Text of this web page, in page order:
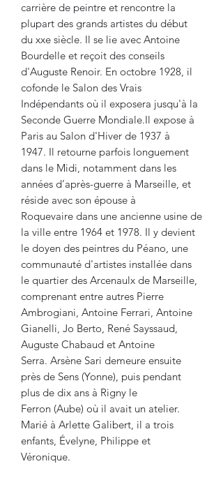
carrière de peintre et rencontre la
plupart des grands artistes du début
du xxe siècle. Il se lie avec Antoine
Bourdelle et reçoit des conseils
d'Auguste Renoir. En octobre 1928, il
cofonde le Salon des Vrais
Indépendants où il exposera jusqu'à la
Seconde Guerre Mondiale.Il expose à
Paris au Salon d'Hiver de 1937 à
1947. Il retourne parfois longuement
dans le Midi, notamment dans les
années d’après-guerre à Marseille, et
réside avec son épouse à
Roquevaire dans une ancienne usine de
la ville entre 1964 et 1978. Il y devient
le doyen des peintres du Péano, une
communauté d'artistes installée dans
le quartier des Arcenaulx de Marseille,
comprenant entre autres Pierre
Ambrogiani, Antoine Ferrari, Antoine
Gianelli, Jo Berto, René Sayssaud,
Auguste Chabaud et Antoine
Serra. Arsène Sari demeure ensuite
près de Sens (Yonne), puis pendant
plus de dix ans à Rigny le
Ferron (Aube) où il avait un atelier.
Marié à Arlette Galibert, il a trois
enfants, Évelyne, Philippe et
Véronique.